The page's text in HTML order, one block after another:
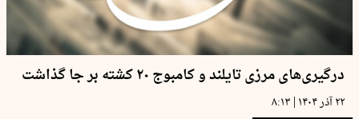
درگیری‌های مرزی تایلند و کامبوج ۲۰ کشته بر جا گذاشت
۲۲ آذر ۱۴۰۴ | ۸:۱۳